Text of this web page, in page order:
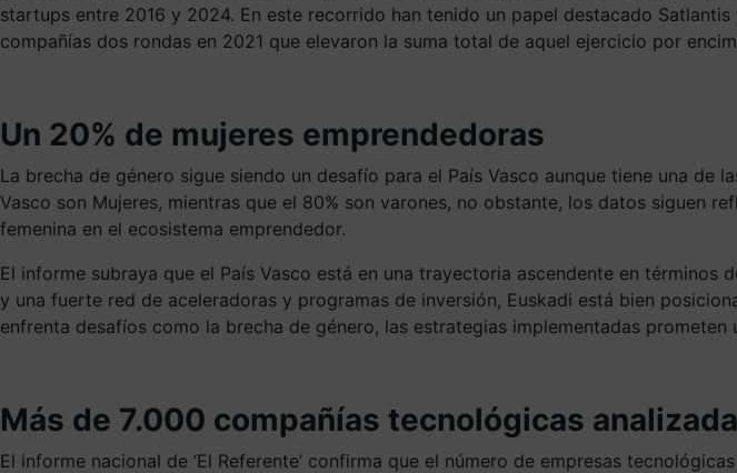
startups entre 2016 y 2024. En este recorrido han tenido un papel destacado
compañías dos rondas en 2021 que elevaron la suma total de aquel ejercicio por
Un 20% de mujeres emprendedoras
La brecha de género sigue siendo un desafío para el País Vasco aunque tiene una
Vasco son Mujeres, mientras que el 80% son varones, no obstante, los datos siguen
femenina en el ecosistema emprendedor.
El informe subraya que el País Vasco está en una trayectoria ascendente en
y una fuerte red de aceleradoras y programas de inversión, Euskadi está bien
enfrenta desafíos como la brecha de género, las estrategias implementadas
Más de 7.000 compañías tecnológicas
El informe nacional de ‘El Referente’ confirma que el número de empresas